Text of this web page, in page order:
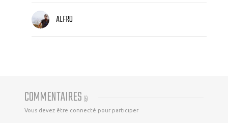
ALFRO
COMMENTAIRES (5)
Vous devez être connecté pour participer